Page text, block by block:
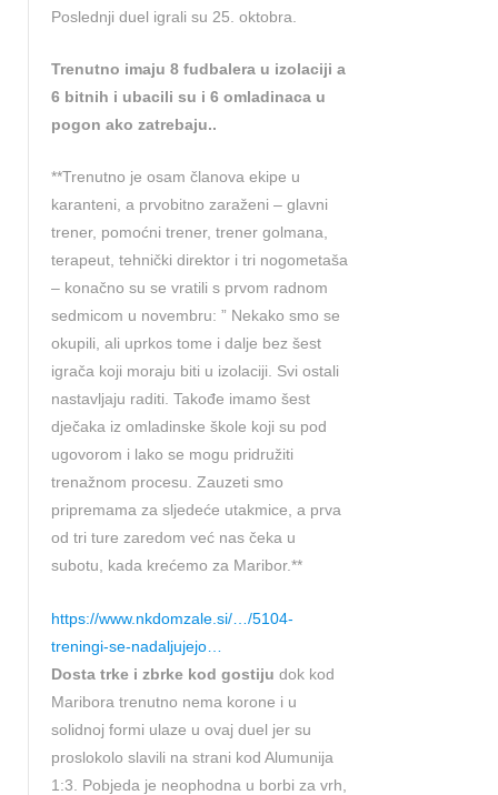
Poslednji duel igrali su 25. oktobra.
Trenutno imaju 8 fudbalera u izolaciji a
6 bitnih i ubacili su i 6 omladinaca u
pogon ako zatrebaju..
**Trenutno je osam članova ekipe u
karanteni, a prvobitno zaraženi – glavni
trener, pomoćni trener, trener golmana,
terapeut, tehnički direktor i tri nogometaša
– konačno su se vratili s prvom radnom
sedmicom u novembru: ” Nekako smo se
okupili, ali uprkos tome i dalje bez šest
igrača koji moraju biti u izolaciji. Svi ostali
nastavljaju raditi. Takođe imamo šest
dječaka iz omladinske škole koji su pod
ugovorom i lako se mogu pridružiti
trenažnom procesu. Zauzeti smo
pripremama za sljedeće utakmice, a prva
od tri ture zaredom već nas čeka u
subotu, kada krećemo za Maribor.**
https://www.nkdomzale.si/…/5104-
treningi-se-nadaljujejo…
Dosta trke i zbrke kod gostiju dok kod
Maribora trenutno nema korone i u
solidnoj formi ulaze u ovaj duel jer su
proslokolo slavili na strani kod Alumunija
1:3. Pobjeda je neophodna u borbi za vrh,